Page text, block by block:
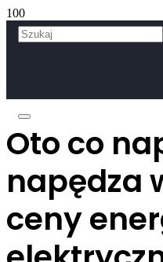
Oto co
napędza
ceny